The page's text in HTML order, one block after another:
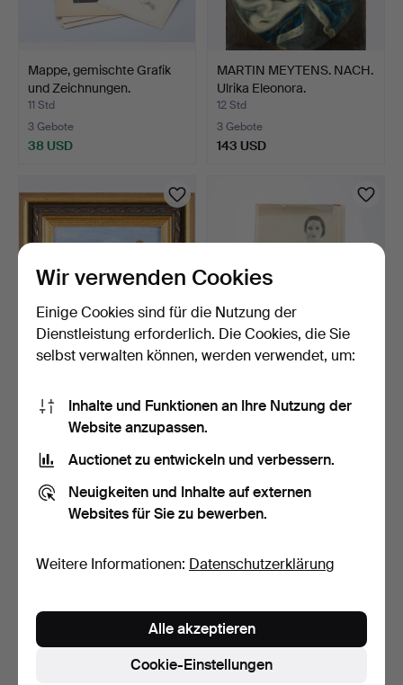
Mappe, gemischte Grafik
und Zeichnungen.
11 Std
3 Gebote
38 USD
MARTIN MEYTENS. NACH.
Ulrika Eleonora.
12 Std
3 Gebote
143 USD
12 Std
Schätzwert
12 Std
BARBRO LINDGREN.
Mappe, gemischte Grafik.
Wir verwenden Cookies
Einige Cookies sind für die Nutzung der
Dienstleistung erforderlich. Die Cookies, die Sie
selbst verwalten können, werden verwendet, um:
Inhalte und Funktionen an Ihre Nutzung der
Website anzupassen.
Auctionet zu entwickeln und verbessern.
Neuigkeiten und Inhalte auf externen
Websites für Sie zu bewerben.
Weitere Informationen: Datenschutzerklärung
Cookie-Einstellungen
Alle akzeptieren